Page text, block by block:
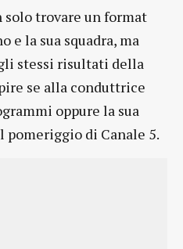
trovare un format
e la sua squadra, ma
stessi risultati della
se alla conduttrice
oppure la sua
pomeriggio di Canale 5.